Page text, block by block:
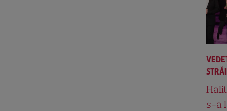
s-a